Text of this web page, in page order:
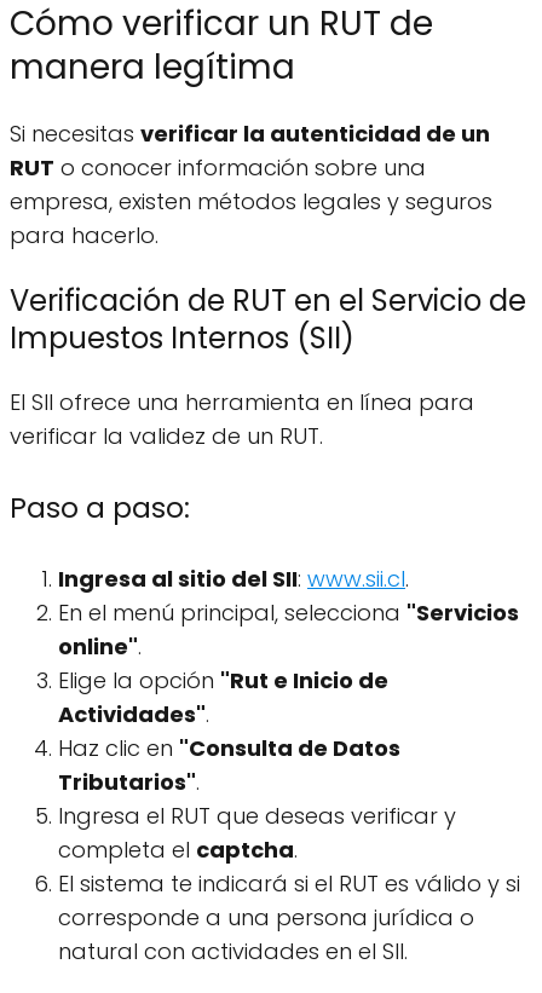
Cómo verificar un RUT de
manera legítima
Si necesitas verificar la autenticidad de un
RUT o conocer información sobre una
empresa, existen métodos legales y seguros
para hacerlo.
Verificación de RUT en el Servicio de
Impuestos Internos (SII)
El SII ofrece una herramienta en línea para
verificar la validez de un RUT.
Paso a paso:
Ingresa al sitio del SII: www.sii.cl.
En el menú principal, selecciona "Servicios
online".
Elige la opción "Rut e Inicio de
Actividades".
Haz clic en "Consulta de Datos
Tributarios".
Ingresa el RUT que deseas verificar y
completa el captcha.
El sistema te indicará si el RUT es válido y si
corresponde a una persona jurídica o
natural con actividades en el SII.